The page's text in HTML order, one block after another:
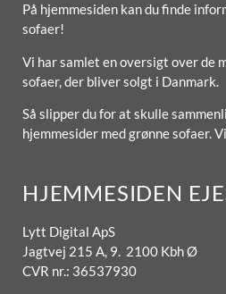
På hjemmesiden kan du finde
sofaer!
Vi har samlet en oversigt over de
sofaer, der bliver solgt i Danmark.
Så slipper du for at skulle
hjemmesider med grønne sofaer.
HJEMMESIDEN
Lytt Digital ApS
Jagtvej 215 A, 9. 2100 Kbh Ø
CVR nr.: 36537930